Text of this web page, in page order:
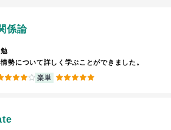
係論
勢について詳しく学ぶことができました。
楽単 5